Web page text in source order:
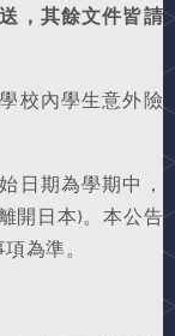
，其餘文件皆請
校內學生意外險
日期為學期中，
開日本)。本公告
為準。